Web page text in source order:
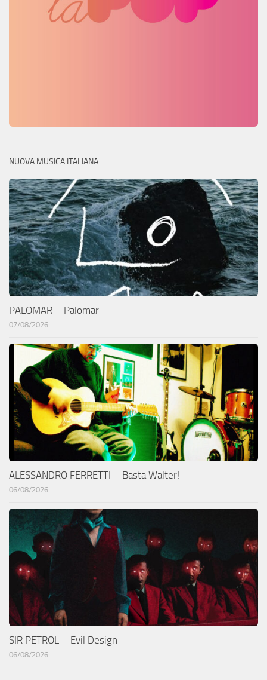
NUOVA MUSICA ITALIANA
PALOMAR – Palomar
07/08/2026
ALESSANDRO FERRETTI – Basta Walter!
06/08/2026
SIR PETROL – Evil Design
06/08/2026